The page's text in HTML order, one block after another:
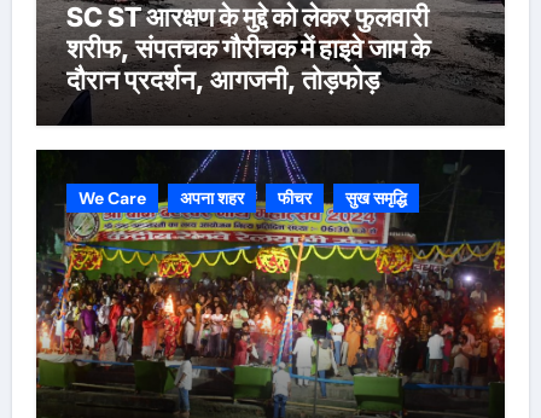
SC ST आरक्षण के मुद्दे को लेकर फुलवारी
शरीफ, संपतचक गौरीचक में हाइवे जाम के
दौरान प्रदर्शन, आगजनी, तोड़फोड़
We Care अपना शहर फीचर सुख समृद्धि